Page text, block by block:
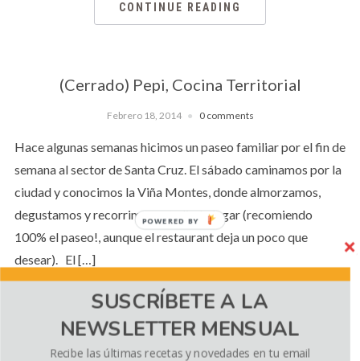
CONTINUE READING
(Cerrado) Pepi, Cocina Territorial
Febrero 18, 2014 0 comments
Hace algunas semanas hicimos un paseo familiar por el fin de
semana al sector de Santa Cruz. El sábado caminamos por la
ciudad y conocimos la Viña Montes, donde almorzamos,
degustamos y recorrimos este lindo lugar (recomiendo
100% el paseo!, aunque el restaurant deja un poco que
desear). El […]
CONTINUE READING
SUSCRÍBETE A LA
NEWSLETTER MENSUAL
Recibe las últimas recetas y novedades en tu email
POWERED BY